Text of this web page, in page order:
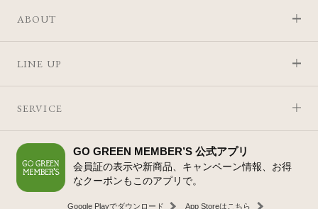
ABOUT
LINE UP
SERVICE
GO GREEN MEMBER’S 公式アプリ
会員証の表示や新商品、キャンペーン情報、お得
なクーポンもこのアプリで。
Google Playでダウンロード App Storeはこちら